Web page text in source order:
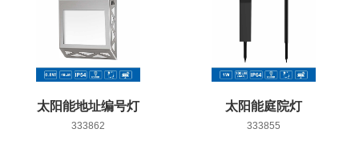
太阳能地址编号灯
333862
太阳能庭院灯
333855